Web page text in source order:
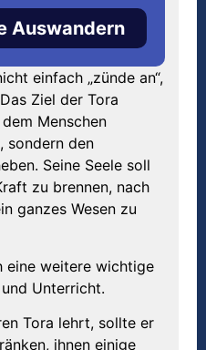
Auswandern
einfach „zünde an“,
Ziel der Tora
Menschen
sondern den
Seine Seele soll
zu brennen, nach
ganzes Wesen zu
eine weitere wichtige
Unterricht.
Tora lehrt, sollte er
ihnen einige